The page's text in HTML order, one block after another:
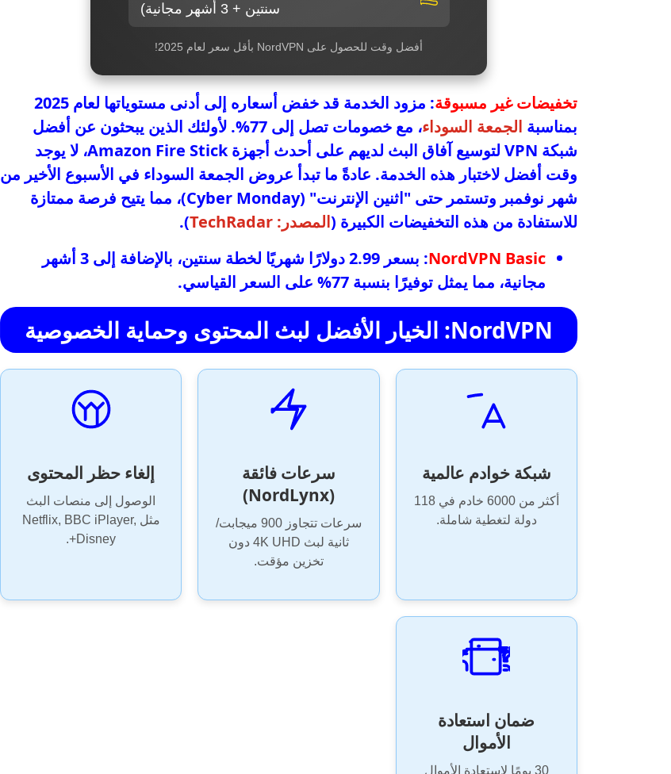
سنتين + 3 أشهر مجانية)
أفضل وقت للحصول على NordVPN بأقل سعر لعام 2025!
تخفيضات غير مسبوقة
: مزود الخدمة قد خفض أسعاره إلى أدنى مستوياتها لعام 2025
بمناسبة الجمعة السوداء
، مع خصومات تصل إلى 77%. لأولئك الذين يبحثون عن أفضل
شبكة VPN لتوسيع آفاق البث لديهم على أحدث أجهزة Amazon Fire Stick، لا يوجد
وقت أفضل لاختبار هذه الخدمة. عادةً ما تبدأ عروض الجمعة السوداء في الأسبوع الأخير من
شهر نوفمبر وتستمر حتى "اثنين الإنترنت" (Cyber Monday)، مما يتيح فرصة ممتازة
للاستفادة من هذه التخفيضات الكبيرة (المصدر: TechRadar
).
NordVPN Basic
: بسعر 2.99 دولارًا شهريًا لخطة سنتين، بالإضافة إلى 3 أشهر
مجانية، مما يمثل توفيرًا بنسبة 77% على السعر القياسي.
NordVPN: الخيار الأفضل لبث المحتوى وحماية الخصوصية
شبكة خوادم عالمية
أكثر من 6000 خادم في 118
دولة لتغطية شاملة.
سرعات فائقة
(NordLynx)
سرعات تتجاوز 900 ميجابت/
ثانية لبث 4K UHD دون
تخزين مؤقت.
إلغاء حظر المحتوى
الوصول إلى منصات البث
مثل Netflix, BBC iPlayer,
Disney+.
ضمان استعادة
الأموال
30 يومًا لاستعادة الأموال